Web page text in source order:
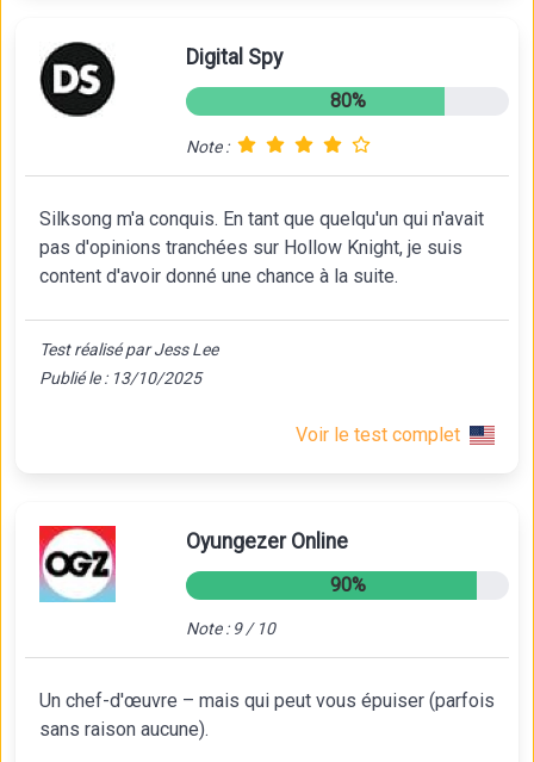
Digital Spy
80%
Note :
Silksong m'a conquis. En tant que quelqu'un qui n'avait
pas d'opinions tranchées sur Hollow Knight, je suis
content d'avoir donné une chance à la suite.
Test réalisé par Jess Lee
Publié le : 13/10/2025
Voir le test complet
Oyungezer Online
90%
Note : 9 / 10
Un chef-d'œuvre – mais qui peut vous épuiser (parfois
sans raison aucune).